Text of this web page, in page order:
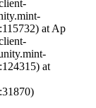
at Ap
at